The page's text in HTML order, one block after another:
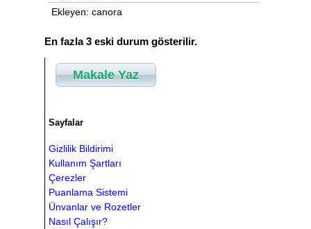
Ekleyen: canora
En fazla 3 eski durum gösterilir.
Makale Yaz
Sayfalar
Gizlilik Bildirimi
Kullanım Şartları
Çerezler
Puanlama Sistemi
Ünvanlar ve Rozetler
Nasıl Çalışır?